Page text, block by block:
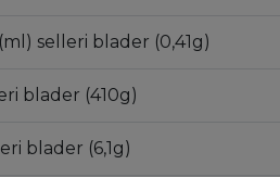
selleri blader (0,41g)
blader (410g)
blader (6,1g)